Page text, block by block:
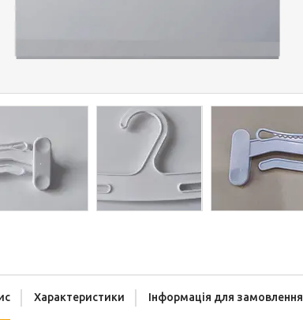
Характеристики Інформація для замовлення